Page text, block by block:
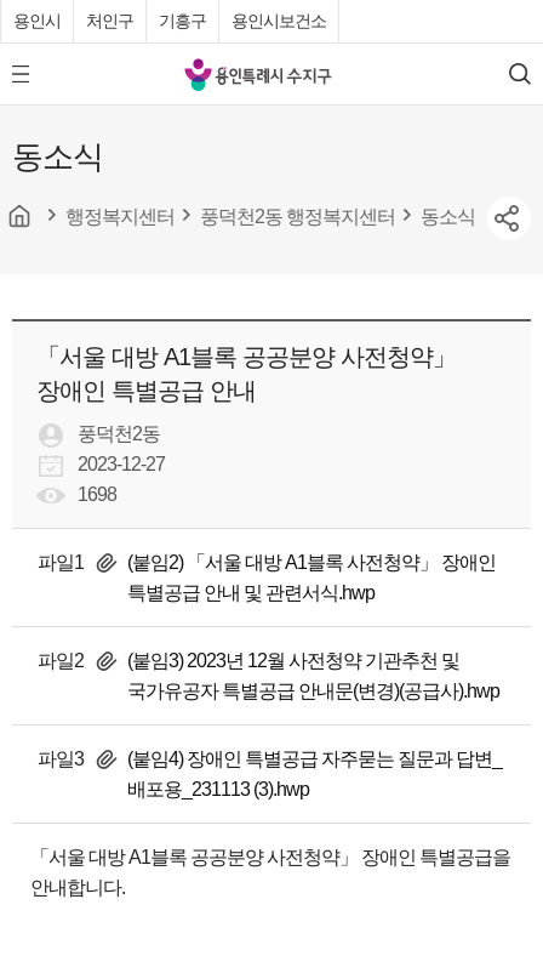
용인시 처인구 기흥구 용인시보건소
모
바
메
뉴
튼
용
인
수
청
검
색
동소식
행정복지센터 풍덕천2동 행정복지센터 동소식
「서울 대방 A1블록 공공분양 사전청약」
장애인 특별공급 안내
풍덕천2동
2023-12-27
1698
파일1
(붙임2) 「서울 대방 A1블록 사전청약」 장애인
특별공급 안내 및 관련서식.hwp
파일2
(붙임3) 2023년 12월 사전청약 기관추천 및
국가유공자 특별공급 안내문(변경)(공급사).hwp
파일3
(붙임4) 장애인 특별공급 자주묻는 질문과 답변_
배포용_231113 (3).hwp
「서울 대방 A1블록 공공분양 사전청약」 장애인 특별공급을
안내합니다.